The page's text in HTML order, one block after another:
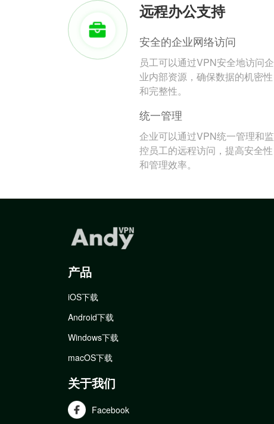
远程办公支持
安全的企业网络访问
员工可以通过VPN安全地访问企
业内部资源，确保数据的机密性
和完整性。
统一管理
企业可以通过VPN统一管理和监
控员工的远程访问，提高安全性
和管理效率。
产品
iOS下载
Android下载
Windows下载
macOS下载
关于我们
Facebook